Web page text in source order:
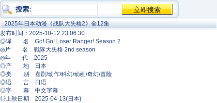
搜索:
2025年日本动漫《战队大失格2》全12集
发布时间：2025-10-12 23:06:30
◎译 名 Go! Go! Loser Ranger! Season 2
◎片 名 戦隊大失格 2nd season
◎年 代 2025
◎产 地 日本
◎类 别 喜剧/动作/科幻/动画/奇幻/冒险
◎语 言 日语
◎字 幕 中文字幕
◎上映日期 2025-04-13(日本)